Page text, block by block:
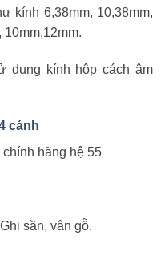
kính 6,38mm, 10,38mm,
dụng kính hộp cách âm
cánh
hãng hệ 55
sần, vân gỗ.